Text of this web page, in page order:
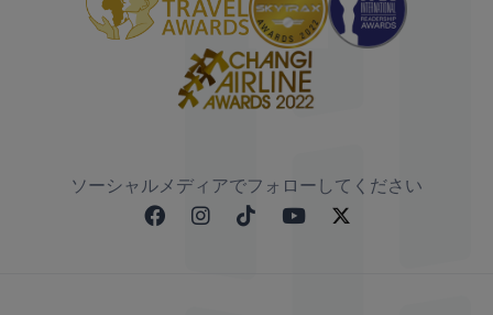
ソーシャルメディアでフォローしてください